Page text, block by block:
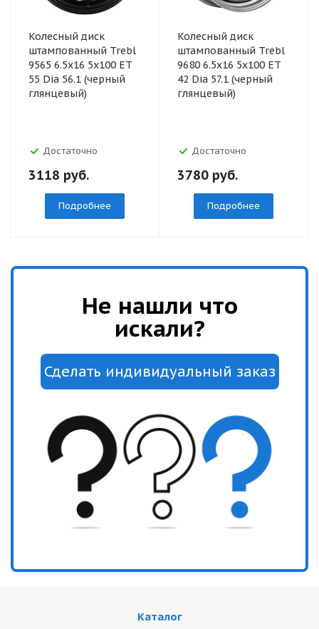
Колесный диск
штампованный Trebl
9565 6.5x16 5x100 ET
55 Dia 56.1 (черный
глянцевый)
Достаточно
3118 руб.
Подробнее
Колесный диск
штампованный Trebl
9680 6.5x16 5x100 ET
42 Dia 57.1 (черный
глянцевый)
Достаточно
3780 руб.
Подробнее
Не нашли что
искали?
Каталог